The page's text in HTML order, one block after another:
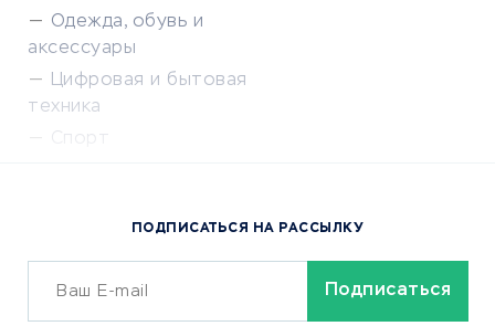
Одежда, обувь и
аксессуары
Цифровая и бытовая
техника
Спорт
Сервисы доставки
ОБУЧЕНИЕ И РАБОТА
ПОДПИСАТЬСЯ НА РАССЫЛКУ